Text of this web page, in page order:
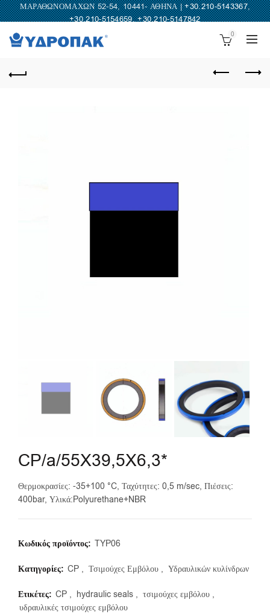
ΜΑΡΑΘΩΝΟΜΑΧΩΝ 52-54, 10441- ΑΘΗΝΑ |+30.210-5143367,
+30.210-5154659,+30.210-5147842
0
CP/a/55X39,5X6,3*
Θερμοκρασίες: -35+100 °C, Ταχύτητες: 0,5 m/sec, Πιέσεις:
400bar, Υλικά:Polyurethane+NBR
Κωδικός προϊόντος: TYP06
Κατηγορίες: CP , Τσιμούχες Εμβόλου , Υδραυλικών κυλίνδρων
Ετικέτες: CP , hydraulic seals , τσιμούχες εμβόλου ,
υδραυλικές τσιμούχες εμβόλου